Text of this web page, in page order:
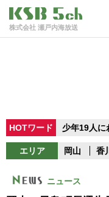
株式会社 瀬戸内海放送
HOTワード 少年19人に
エリア 岡山 香川
ニュース